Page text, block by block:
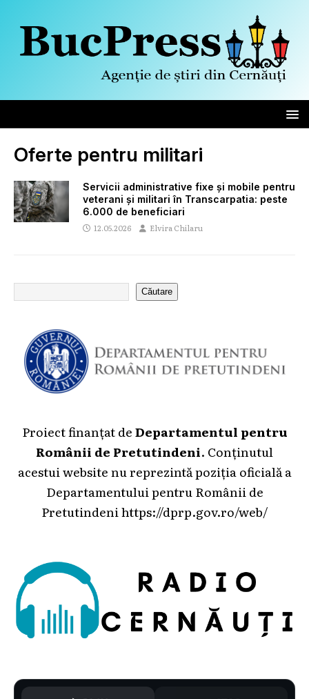
Oferte pentru militari
Servicii administrative fixe și mobile pentru
veterani și militari în Transcarpatia: peste
6.000 de beneficiari
12.05.2026 Elvira Chilaru
Căutare
Proiect finanțat deDepartamentul pentru
Românii de Pretutindeni. Conținutul
acestui website nu reprezintă poziția oficială a
Departamentului pentru Românii de
Pretutindeni https://dprp.gov.ro/web/